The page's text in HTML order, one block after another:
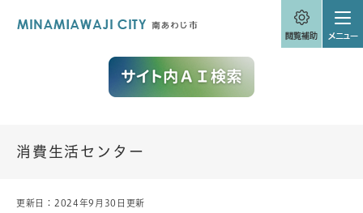
消費生活センター
本
更新日：2024年9月30日更新